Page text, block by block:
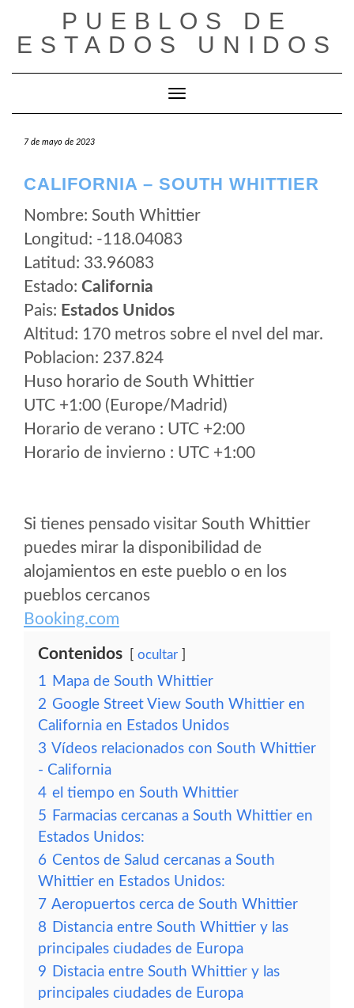
contenido
PUEBLOS DE
ESTADOS UNIDOS
Cambiar modo de navegación
7 de mayo de 2023
CALIFORNIA – SOUTH WHITTIER
Nombre: South Whittier
Longitud: -118.04083
Latitud: 33.96083
Estado: California
Pais: Estados Unidos
Altitud: 170 metros sobre el nvel del mar.
Poblacion: 237.824
Huso horario de South Whittier
UTC +1:00 (Europe/Madrid)
Horario de verano : UTC +2:00
Horario de invierno : UTC +1:00
Si tienes pensado visitar South Whittier
puedes mirar la disponibilidad de
alojamientos en este pueblo o en los
pueblos cercanos
Booking.com
Contenidos ocultar
1 Mapa de South Whittier
2 Google Street View South Whittier en
California en Estados Unidos
3 Vídeos relacionados con South Whittier
- California
4 el tiempo en South Whittier
5 Farmacias cercanas a South Whittier en
Estados Unidos:
6 Centos de Salud cercanas a South
Whittier en Estados Unidos:
7 Aeropuertos cerca de South Whittier
8 Distancia entre South Whittier y las
principales ciudades de Europa
9 Distacia entre South Whittier y las
principales ciudades de Europa